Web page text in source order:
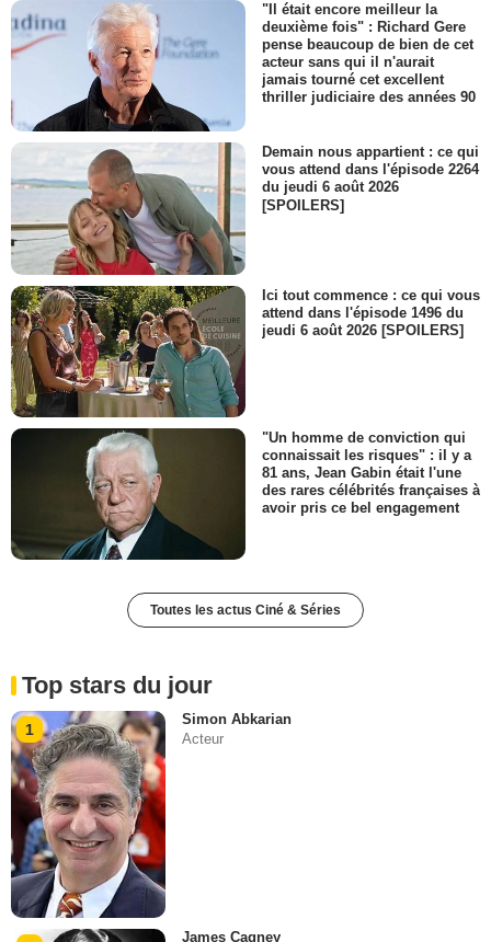
"Il était encore meilleur la
deuxième fois" : Richard Gere
pense beaucoup de bien de cet
acteur sans qui il n'aurait
jamais tourné cet excellent
thriller judiciaire des années 90
Demain nous appartient : ce qui
vous attend dans l'épisode 2264
du jeudi 6 août 2026
[SPOILERS]
Ici tout commence : ce qui vous
attend dans l'épisode 1496 du
jeudi 6 août 2026 [SPOILERS]
"Un homme de conviction qui
connaissait les risques" : il y a
81 ans, Jean Gabin était l'une
des rares célébrités françaises à
avoir pris ce bel engagement
Toutes les actus Ciné & Séries
Top stars du jour
1
Simon Abkarian
Acteur
James Cagney